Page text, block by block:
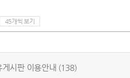
45개씩 보기
시판 이용안내 (138)